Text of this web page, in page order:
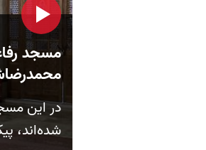
مسجد
در این
شده‌اند،